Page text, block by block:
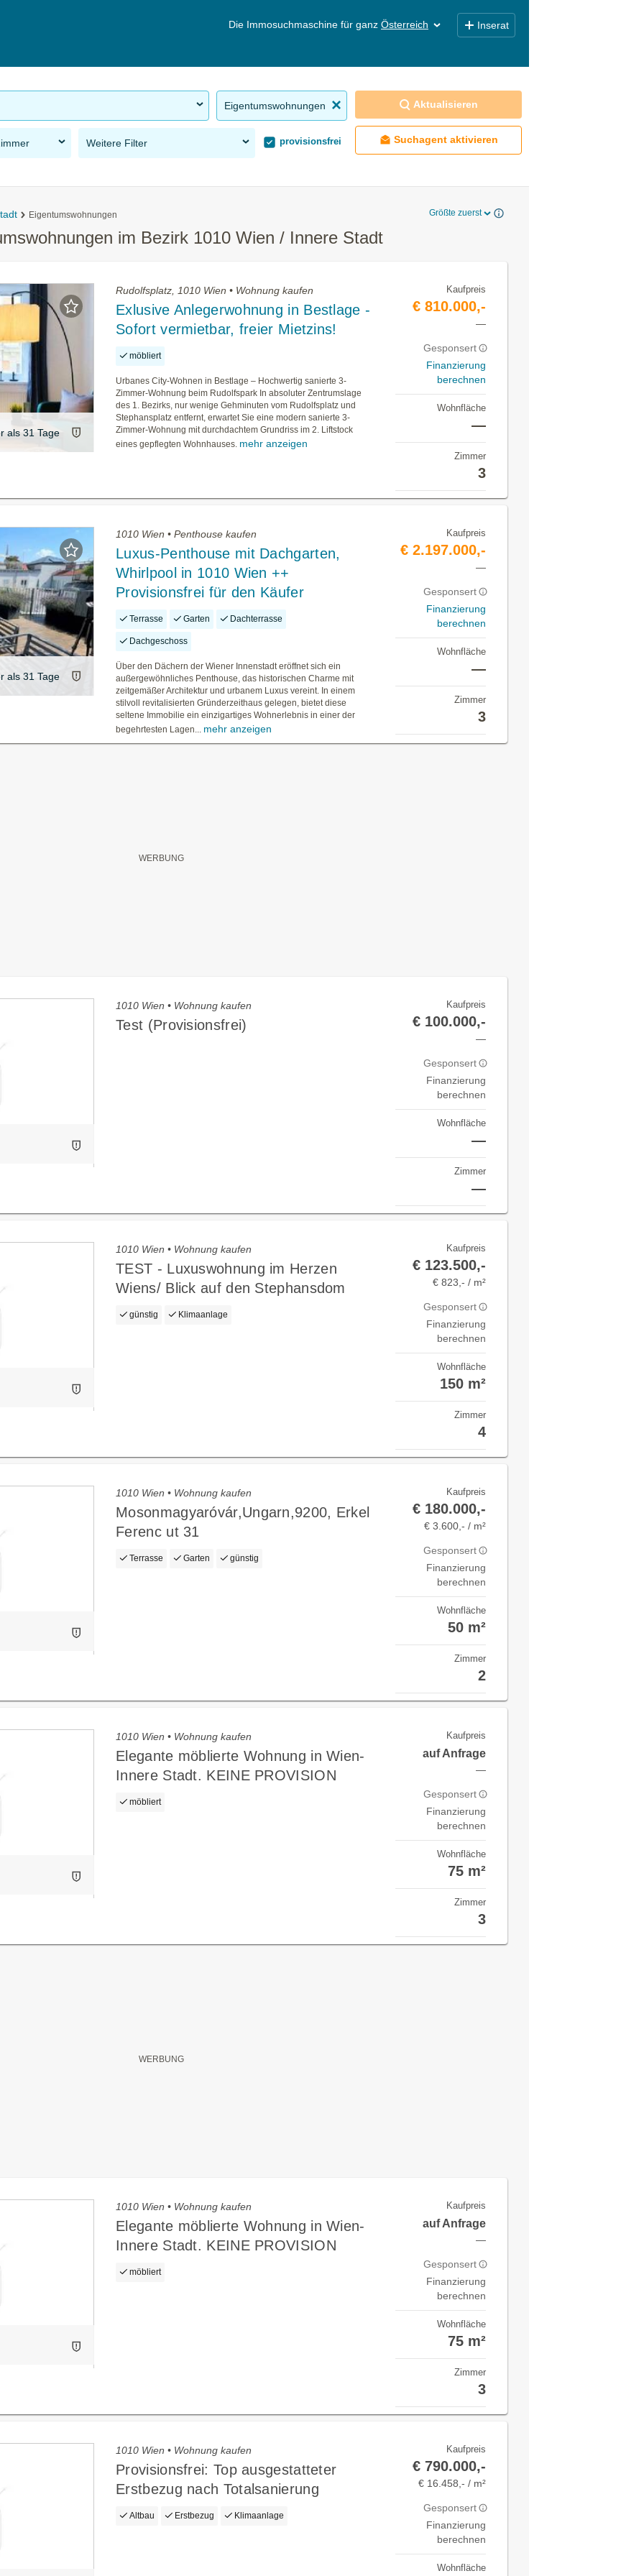
Die Immosuchmaschine für ganz Österreich Inserat
Eigentumswohnungen
Weitere Filter provisionsfrei
Aktualisieren
Suchagent aktivieren
Eigentumswohnungen Größte zuerst
im Bezirk 1010 Wien / Innere Stadt
als 31 Tage
Rudolfsplatz, 1010 Wien • Wohnung kaufen
Exlusive Anlegerwohnung in Bestlage -
Sofort vermietbar, freier Mietzins!
möbliert
Urbanes City-Wohnen in Bestlage – Hochwertig sanierte 3-
Zimmer-Wohnung beim Rudolfspark In absoluter Zentrumslage
des 1. Bezirks, nur wenige Gehminuten vom Rudolfsplatz und
Stephansplatz entfernt, erwartet Sie eine modern sanierte 3-
Zimmer-Wohnung mit durchdachtem Grundriss im 2. Liftstock
eines gepflegten Wohnhauses. mehr anzeigen
Kaufpreis
€ 810.000,-
—
Gesponsert
Finanzierung
berechnen
Wohnfläche
—
Zimmer
3
als 31 Tage
1010 Wien • Penthouse kaufen
Luxus-Penthouse mit Dachgarten,
Whirlpool in 1010 Wien ++
Provisionsfrei für den Käufer
Terrasse Garten Dachterrasse
Dachgeschoss
Über den Dächern der Wiener Innenstadt eröffnet sich ein
außergewöhnliches Penthouse, das historischen Charme mit
zeitgemäßer Architektur und urbanem Luxus vereint. In einem
stilvoll revitalisierten Gründerzeithaus gelegen, bietet diese
seltene Immobilie ein einzigartiges Wohnerlebnis in einer der
begehrtesten Lagen... mehr anzeigen
Kaufpreis
€ 2.197.000,-
—
Gesponsert
Finanzierung
berechnen
Wohnfläche
—
Zimmer
3
1010 Wien • Wohnung kaufen
Test (Provisionsfrei)
Kaufpreis
€ 100.000,-
—
Gesponsert
Finanzierung
berechnen
Wohnfläche
—
Zimmer
—
1010 Wien • Wohnung kaufen
TEST - Luxuswohnung im Herzen
Wiens/ Blick auf den Stephansdom
günstig Klimaanlage
Kaufpreis
€ 123.500,-
€ 823,- / m²
Gesponsert
Finanzierung
berechnen
Wohnfläche
150 m²
Zimmer
4
1010 Wien • Wohnung kaufen
Mosonmagyaróvár,Ungarn,9200, Erkel
Ferenc ut 31
Terrasse Garten günstig
Kaufpreis
€ 180.000,-
€ 3.600,- / m²
Gesponsert
Finanzierung
berechnen
Wohnfläche
50 m²
Zimmer
2
1010 Wien • Wohnung kaufen
Elegante möblierte Wohnung in Wien-
Innere Stadt. KEINE PROVISION
möbliert
Kaufpreis
auf Anfrage
—
Gesponsert
Finanzierung
berechnen
Wohnfläche
75 m²
Zimmer
3
1010 Wien • Wohnung kaufen
Elegante möblierte Wohnung in Wien-
Innere Stadt. KEINE PROVISION
möbliert
Kaufpreis
auf Anfrage
—
Gesponsert
Finanzierung
berechnen
Wohnfläche
75 m²
Zimmer
3
1010 Wien • Wohnung kaufen
Provisionsfrei: Top ausgestatteter
Erstbezug nach Totalsanierung
Altbau Erstbezug Klimaanlage
Kaufpreis
€ 790.000,-
€ 16.458,- / m²
Gesponsert
Finanzierung
berechnen
Wohnfläche